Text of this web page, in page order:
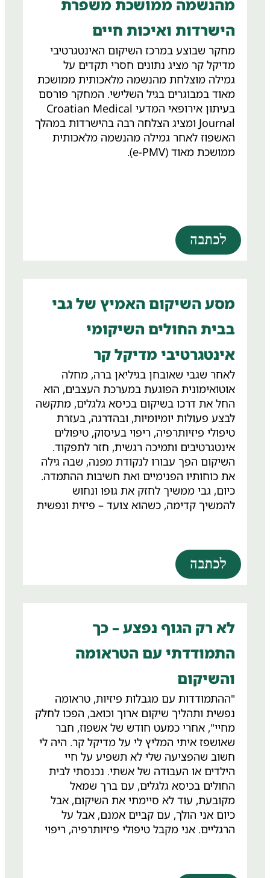
מהנשמה ממושכת משפרת
הישרדות ואיכות חיים
מחקר שבוצע במרכז השיקום האינטגרטיבי
מדיקל קר מציג נתונים חסרי תקדים על
גמילה מוצלחת מהנשמה מלאכותית ממושכת
מאוד במבוגרים בגיל השלישי. המחקר פורסם
בעיתון אירופאי המדעי Croatian Medical
Journal ומציג הצלחה רבה בהישרדות במהלך
האשפוז לאחר גמילה מהנשמה מלאכותית
ממושכת מאוד (e-PMV).
לכתבה
מסע השיקום האמיץ של גבי
בבית החולים השיקומי
אינטגרטיבי מדיקל קר
לאחר שגבי שאובחן בגיליאן ברה, מחלה
אוטואימונית הפוגעת במערכת העצבים, הוא
החל את דרכו בשיקום בכיסא גלגלים, מתקשה
לבצע פעולות יומיומיות, ובהדרגה, בעזרת
טיפולי פיזיותרפיה, ריפוי בעיסוק, טיפולים
אינטגרטיבים ותמיכה רגשית, חזר לתפקוד.
השיקום הפך עבורו לנקודת מפנה, שבה גילה
את כוחותיו הפנימיים ואת חשיבות ההתמדה.
כיום, גבי ממשיך לחזק את גופו ונחוש
להמשיך קדימה, כשהוא צועד – פיזית ונפשית
לכתבה
לא רק הגוף נפצע – כך
התמודדתי עם הטראומה
והשיקום
"ההתמודדות עם מגבלות פיזיות, טראומה
נפשית ותהליך שיקום ארוך וכואב, הפכו לחלק
מחיי", אחרי כמעט חודש של אשפוז, חבר
שאושפז איתי המליץ לי על מדיקל קר. היה לי
חשוב שהפציעה שלי לא תשפיע על חיי
הילדים או העבודה של אשתי. נכנסתי לבית
החולים בכיסא גלגלים, עם ברך שמאל
מקובעת, עוד לא סיימתי את השיקום, אבל
כיום אני הולך, עם קביים אמנם, אבל על
הרגליים. אני מקבל טיפולי פיזיותרפיה, ריפוי
מאוד עוזרים לעבד אותה.